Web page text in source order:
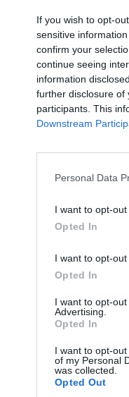
If you wish to opt-
sensitive
confirm your
continue seeing
information
further disclosure of
participants. This
Downstream
Personal Data
I want to opt-
Opted In
I want to opt-
Opted In
I want to opt-
Advertising.
Opted In
I want to opt-
of my Personal
was collected.
Opted Out
készült felvételen
utódjának sok sikert,
Kiss Rita és Charaf